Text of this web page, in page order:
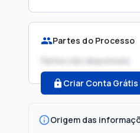
Partes do Processo
Partes não disponíveis
Criar Conta Grátis
Origem das